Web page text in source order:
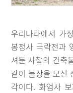
우리나라에서 가
봉정사 극락전과
셔둔 사찰의 건축
같이 불상을 모신
각이다. 화엄사